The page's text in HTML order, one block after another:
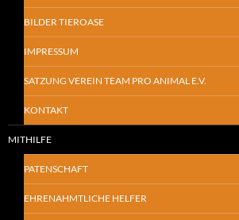
BILDER TIEROASE
IMPRESSUM
SATZUNG VEREIN TEAM PRO ANIMAL E.V.
KONTAKT
MITHILFE
PATENSCHAFT
EHRENAHMTLICHE HELFER